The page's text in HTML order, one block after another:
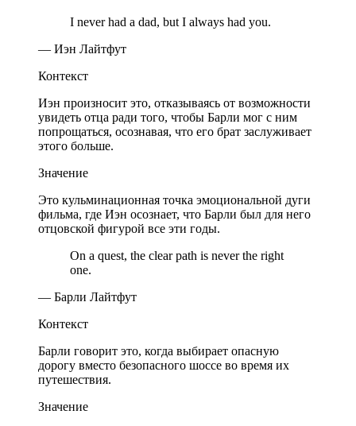
I never had a dad, but I always had you.
— Иэн Лайтфут
Контекст
Иэн произносит это, отказываясь от возможности
увидеть отца ради того, чтобы Барли мог с ним
попрощаться, осознавая, что его брат заслуживает
этого больше.
Значение
Это кульминационная точка эмоциональной дуги
фильма, где Иэн осознает, что Барли был для него
отцовской фигурой все эти годы.
On a quest, the clear path is never the right
one.
— Барли Лайтфут
Контекст
Барли говорит это, когда выбирает опасную
дорогу вместо безопасного шоссе во время их
путешествия.
Значение